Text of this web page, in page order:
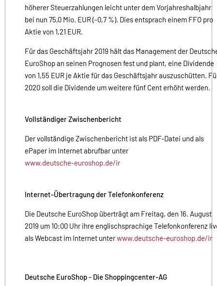
höherer Steuerzahlungen leicht unter dem Vorjahreshalbjahr
bei nun 75,0 Mio. EUR (-0,7 %). Dies entsprach einem FFO pro
Aktie von 1,21 EUR.
Für das Geschäftsjahr 2019 hält das Management der
EuroShop an seinen Prognosen fest und plant, eine Dividende
von 1,55 EUR je Aktie für das Geschäftsjahr auszuschütten.
2020 soll die Dividende um weitere fünf Cent erhöht werden.
Vollständiger Zwischenbericht
Der vollständige Zwischenbericht ist als PDF-Datei und als
ePaper im Internet abrufbar unter
www.deutsche-euroshop.de/ir
Internet-Übertragung der Telefonkonferenz
Die Deutsche EuroShop überträgt am Freitag, den 16. August
2019 um 10:00 Uhr ihre englischsprachige Telefonkonferenz
als Webcast im Internet unterwww.deutsche-euroshop.de/ir
Deutsche EuroShop - Die Shoppingcenter-AG